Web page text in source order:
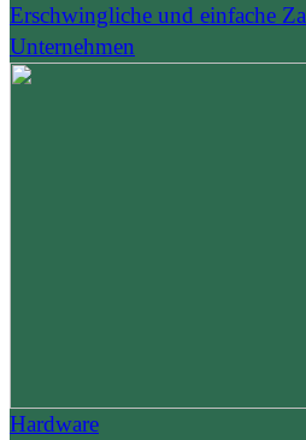
Erschwingliche und einfache
Unternehmen
Hardware